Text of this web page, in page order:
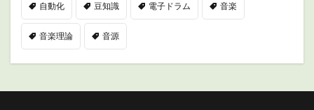
自動化 豆知識 電子ドラム 音楽
音楽理論 音源